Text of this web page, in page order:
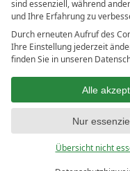
sind essenziell, während
und Ihre Erfahrung zu
Durch erneuten Aufruf des
Ihre Einstellung jederzeit
finden Sie in unseren
Alle
Nur
Übersicht nicht
Anfragen für